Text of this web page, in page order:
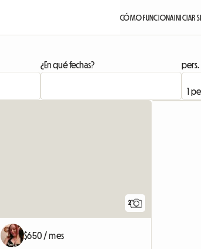
CÓMO FUNCIONAINICIAR
¿En qué fechas? pers.
2
$650 / mes